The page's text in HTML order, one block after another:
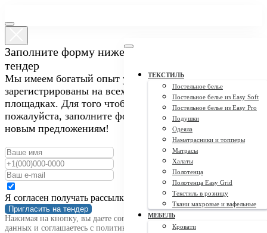
ТЕКСТИЛЬ
Постельное белье
Постельное белье из Easy Soft
Постельное белье из Easy Pro
Подушки
Одеяла
Наматрасники и топперы
Матрасы
Халаты
Полотенца
Полотенца Easy Grid
Текстиль в розницу
Ткани махровые и вафельные
МЕБЕЛЬ
Кровати
Заполните форму ниже, чтобы пригласить нас на
тендер
Мы имеем богатый опыт участия в закупках и
зарегистрированы на всех крупных тендерных
площадках. Для того чтобы пригласить нас на тендер,
пожалуйста, заполните форму ниже. Мы открыты к
новым предложениям!
Я согласен получать рассылку
Пригласить на тендер
Нажимая на кнопку, вы даете согласие на обработку персональных
данных и соглашаетесь c политикой конфиденциальности